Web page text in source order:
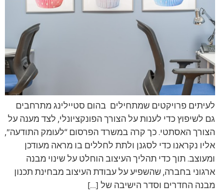
לעיתים פרויקטים שמתחילים בהום סטיילינג מתרחבים
גם לשיפוץ כדי לענות על הצורך הפונקציונלי, לצד מענה על
הצורך האסתטי. כך קרה במשרד הפרסום “לעומק התודעה”,
אליו נקראנו כדי לסגנן ולתת לחללים בו מראה מעודכן
ומעוצב. תוך כדי תהליך העיצוב הוחלט על שינוי מבנה
ארגוני בחברה, שהשפיע על עבודת העיצוב מבחינת תכנון
מבנה החדרים וסדר הישיבה של […]